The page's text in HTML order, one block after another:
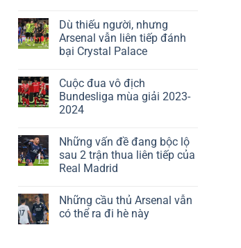
Dù thiếu người, nhưng
Arsenal vẫn liên tiếp đánh
bại Crystal Palace
Cuộc đua vô địch
Bundesliga mùa giải 2023-
2024
Những vấn đề đang bộc lộ
sau 2 trận thua liên tiếp của
Real Madrid
Những cầu thủ Arsenal vẫn
có thể ra đi hè này